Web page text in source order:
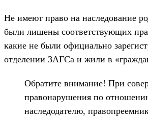
Не имеют право на наследование
были лишены соответствующих
какие не были официально
отделении ЗАГСа и жили в
Обратите внимание! При
правонарушения по
наследодателю,